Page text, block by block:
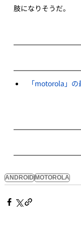
肢になりそうだ。
「motorola」
ANDROIDMOTOROLA